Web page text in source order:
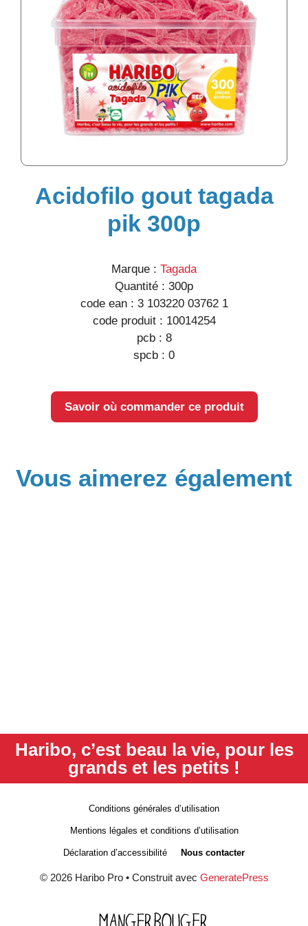
Acidofilo gout tagada
pik 300p
Marque : Tagada
Quantité : 300p
code ean : 3 103220 03762 1
code produit : 10014254
pcb : 8
spcb : 0
Savoir où commander ce produit
Vous aimerez également
Haribo, c’est beau la vie, pour les
grands et les petits !
Conditions générales d’utilisation
Mentions légales et conditions d’utilisation
Déclaration d’accessibilité Nous contacter
© 2026 Haribo Pro• Construit avec GeneratePress